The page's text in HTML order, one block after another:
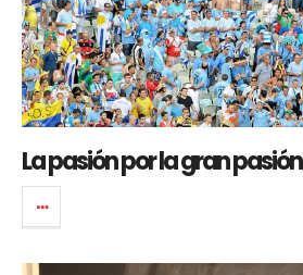
La pasión por la gran pasión